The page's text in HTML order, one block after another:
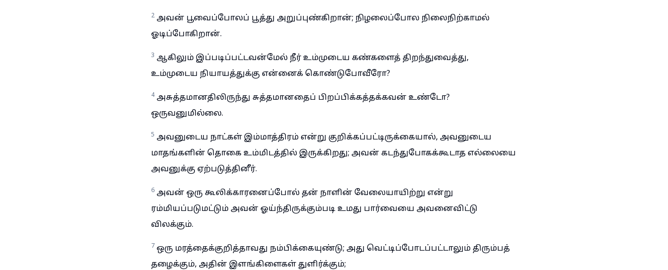
2 அவன் பூவைப்போலப் பூத்து அறுப்புண்கிறான்; நிழலைப்போல நிலைநிற்காமல்
ஓடிப்போகிறான்.
3 ஆகிலும் இப்படிப்பட்டவன்மேல் நீர் உம்முடைய கண்களைத் திறந்துவைத்து,
உம்முடைய நியாயத்துக்கு என்னைக் கொண்டுபோவீரோ?
4 அசுத்தமானதிலிருந்து சுத்தமானதைப் பிறப்பிக்கத்தக்கவன் உண்டோ?
ஒருவனுமில்லை.
5 அவனுடைய நாட்கள் இம்மாத்திரம் என்று குறிக்கப்பட்டிருக்கையால், அவனுடைய
மாதங்களின் தொகை உம்மிடத்தில் இருக்கிறது; அவன் கடந்துபோகக்கூடாத எல்லையை
அவனுக்கு ஏற்படுத்தினீர்.
6 அவன் ஒரு கூலிக்காரனைப்போல் தன் நாளின் வேலையாயிற்று என்று
ரம்மியப்படுமட்டும் அவன் ஓய்ந்திருக்கும்படி உமது பார்வையை அவனைவிட்டு
விலக்கும்.
7 ஒரு மரத்தைக்குறித்தாவது நம்பிக்கையுண்டு; அது வெட்டிப்போடப்பட்டாலும் திரும்பத்
தழைக்கும், அதின் இளங்கிளைகள் துளிர்க்கும்;